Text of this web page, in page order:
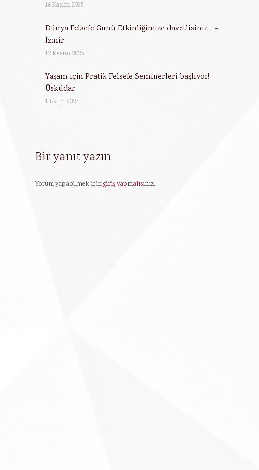
16 Kasım 2025
Dünya Felsefe Günü Etkinliğimize davetlisiniz… –
İzmir
12 Kasım 2025
Yaşam için Pratik Felsefe Seminerleri başlıyor! –
Üsküdar
1 Ekim 2025
Bir yanıt yazın
Yorum yapabilmek içingiriş yapmalısınız.